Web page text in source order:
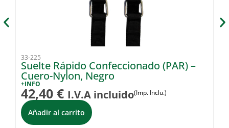
33-225
Suelte Rápido Confeccionado (PAR) –
Cuero-Nylon, Negro
+INFO
42,40 € I.V.A incluido(Imp. Inclu.)
Añadir al carrito